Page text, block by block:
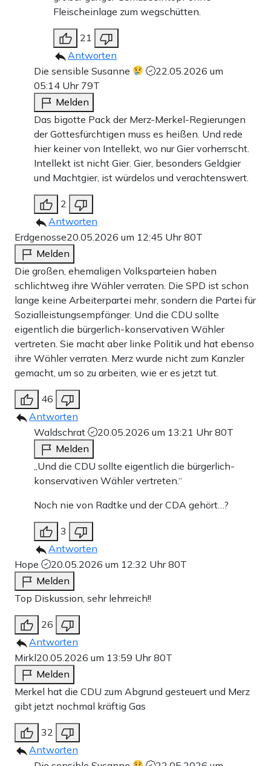
Fleischeinlage zum wegschütten.
21
Antworten
Die sensible Susanne
22.05.2026 um
05:14 Uhr 79T
Melden
Das bigotte Pack der Merz-Merkel-Regierungen
der Gottesfürchtigen muss es heißen. Und rede
hier keiner von Intellekt, wo nur Gier vorherrscht.
Intellekt ist nicht Gier. Gier, besonders Geldgier
und Machtgier, ist würdelos und verachtenswert.
2
Antworten
Erdgenosse20.05.2026 um 12:45 Uhr80T
Melden
Die großen, ehemaligen Volksparteien haben
schlichtweg ihre Wähler verraten. Die SPD ist schon
lange keine Arbeiterpartei mehr, sondern die Partei für
Sozialleistungsempfänger. Und die CDU sollte
eigentlich die bürgerlich-konservativen Wähler
vertreten. Sie macht aber linke Politik und hat ebenso
ihre Wähler verraten. Merz wurde nicht zum Kanzler
gemacht, um so zu arbeiten, wie er es jetzt tut.
46
Antworten
Waldschrat
20.05.2026 um 13:21 Uhr80T
Melden
„Und die CDU sollte eigentlich die bürgerlich-
konservativen Wähler vertreten.“
Noch nie von Radtke und der CDA gehört…?
3
Antworten
Hope
20.05.2026 um 12:32 Uhr80T
Melden
Top Diskussion, sehr lehrreich!!
26
Antworten
Mirkl20.05.2026 um 13:59 Uhr80T
Melden
Merkel hat die CDU zum Abgrund gesteuert und Merz
gibt jetzt nochmal kräftig Gas
32
Antworten